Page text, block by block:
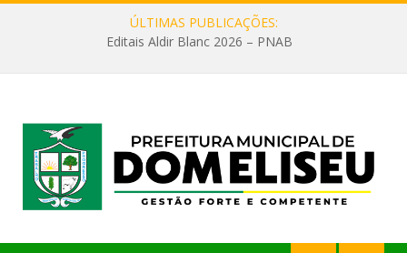
ÚLTIMAS PUBLICAÇÕES:
Editais Aldir Blanc 2026 – PNAB